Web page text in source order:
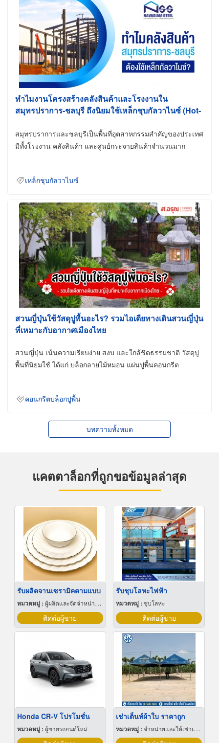
ทำไมงานโครงสร้างคลังสินค้าและโรงงานใน
สมุทรปราการ-ชลบุรี ถึงนิยมใช้เหล็กชุบกัลวาไนซ์ (Hot-
สมุทรปราการและชลบุรีเป็นพื้นที่อุตสาหกรรมสำคัญของประเทศ
มีทั้งโรงงาน คลังสินค้า และศูนย์กระจายสินค้าจำนวนมาก
เหล็กชุบกัลวาไนซ์
สวนญี่ปุ่นใช้วัสดุปูพื้นอะไร? รวมไอเดียทางเดินสวนญี่ปุ่น
ที่เหมาะกับอากาศเมืองไทย
สวนญี่ปุ่น เน้นความเรียบง่าย สงบ และใกล้ชิดธรรมชาติ วัสดุปู
พื้นที่นิยมใช้ ได้แก่ บล็อกลายไม้หมอน แผ่นปูพื้นคอนกรีต
คอนกรีตบล็อกปูพื้น
บทความทั้งหมด
แคตตาล็อกที่ถูกขอข้อมูลล่าสุด
รับผลิตจานเซรามิคตามแบบ
หมวดหมู่ : ผู้ผลิตและจัดจำหน่ายกระเบื้องเซรามิก
ติดต่อผู้ขาย
รับชุบโลหะไฟฟ้า
หมวดหมู่ : ชุบโลหะ
ติดต่อผู้ขาย
Honda CR-V โปรโมชั่น
หมวดหมู่ : ผู้ขายรถยนต์ใหม่
เช่าเต็นท์ผ้าใบ ราคาถูก
หมวดหมู่ : จำหน่ายและให้เช่าเต็นท์